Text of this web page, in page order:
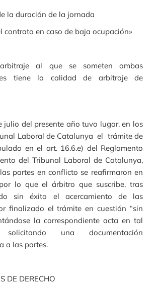
la duración de la jornada
contrato en caso de baja ocupación»
al que se someten ambas
tiene la calidad de arbitraje de
julio del presente año tuvo lugar, en los
Laboral de Catalunya el trámite de
en el art. 16.6.e) del Reglamento
del Tribunal Laboral de Catalunya,
partes en conflicto se reafirmaron en
lo que el árbitro que suscribe, tras
sin éxito el acercamiento de las
finalizado el trámite en cuestión “sin
la correspondiente acta en tal
una documentación
a las partes.
DE DERECHO